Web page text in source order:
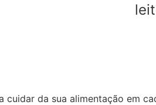
cuidar da sua alimentação em